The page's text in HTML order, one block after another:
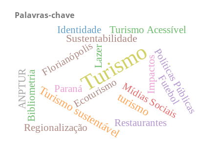
Palavras-chave
Turismo
Turismo sustentávelturismo
Impactos
Lazer
Sustentabilidade
Ecoturismo
Florianópolis
Mídias Sociais
Regionalização
Turismo Acessível
Restaurantes
Paraná Políticas Públicas
Bibliometria
Identidade
Futebol
ANPTUR